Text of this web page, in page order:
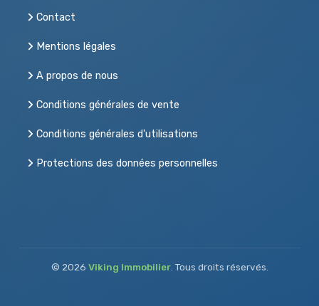
Acheter, vendre ou louer
Contact
Mentions légales
A propos de nous
Conditions générales de vente
Conditions générales d'utilisations
Protections des données personnelles
© 2026 Viking Immobilier. Tous droits réservés.